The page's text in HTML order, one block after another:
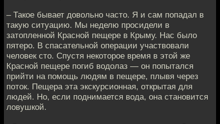
– Такое бывает довольно часто. Я и сам попадал в
такую ситуацию. Мы неделю просидели в
затопленной Красной пещере в Крыму. Нас было
пятеро. В спасательной операции участвовали
человек сто. Спустя некоторое время в этой же
Красной пещере погиб водолаз — он попытался
прийти на помощь людям в пещере, плывя через
поток. Пещера эта экскурсионная, открытая для
людей. Но, если поднимается вода, она становится
ловушкой.